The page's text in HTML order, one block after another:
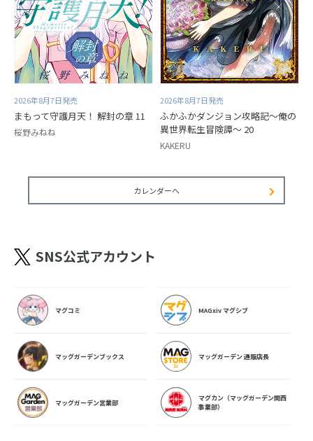
2026年8月7日発売
まもって守護月天！ 解封の章 11
桜野みねね
2026年8月7日発売
ふかふかダンジョン攻略記～俺の
異世界転生冒険譚～ 20
KAKERU
カレンダーへ
SNS公式アカウント
マグコミ MAGxiv マグシブ
マッグガーデンブックス マッグガーデン 通販店長
マッグガーデン営業部
マグカン（マッグガーデン関西
事業部）